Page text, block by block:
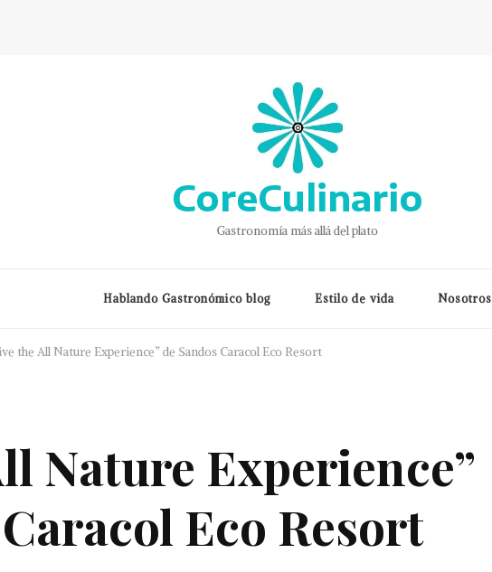
CoreCulinario
Gastronomía más allá del plato
Hablando Gastronómico blog Estilo de vida Nosotros
the All Nature Experience” de Sandos Caracol Eco Resort
Nature Experience”
Eco Resort